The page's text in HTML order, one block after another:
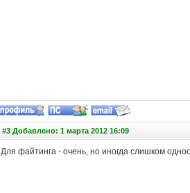
#3 Добавлено: 1 марта 2012 16:09
Для файтинга - очень, но иногда слишком